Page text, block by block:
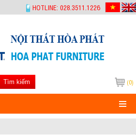
HOTLINE: 028.3511.1226
(0)
Tìm kiếm